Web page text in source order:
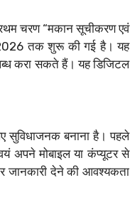
चरण “मकान सूचीकरण एवं
तक शुरू की गई है। यह
करा सकते हैं। यह डिजिटल
सुविधाजनक बनाना है। पहले
अपने मोबाइल या कंप्यूटर से
जानकारी देने की आवश्यकता